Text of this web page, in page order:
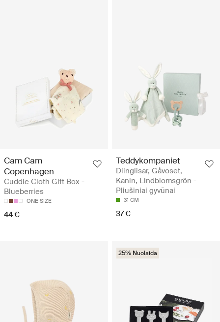
Cam Cam
Copenhagen
Cuddle Cloth Gift Box -
Blueberries
ONE SIZE
44 €
Teddykompaniet
Diinglisar, Gåvoset,
Kanin, Lindblomsgrön -
Pliušiniai gyvūnai
31 CM
37 €
25% Nuolaida